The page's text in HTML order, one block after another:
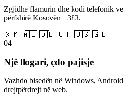
Zgjidhe flamurin dhe kodi telefonik
përfshirë Kosovën +383.
🇽🇰 🇦🇱 🇩🇪 🇨🇭 🇺🇸 🇬🇧
04
Një llogari, çdo pajisje
Vazhdo bisedën në Windows,
drejtpërdrejt në web.